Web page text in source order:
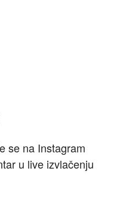
se na Instagram
u live izvlačenju